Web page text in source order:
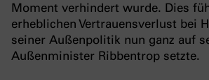
Moment verhindert wurde. Dies
erheblichen Vertrauensverlust bei
seiner Außenpolitik nun ganz auf
Außenminister Ribbentrop setzte.